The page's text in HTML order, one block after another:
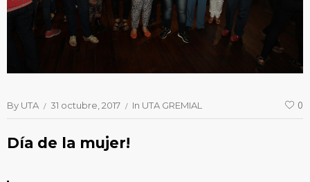
By UTA 31 octubre, 2017 In UTA GREMIAL 0
Día de la mujer!